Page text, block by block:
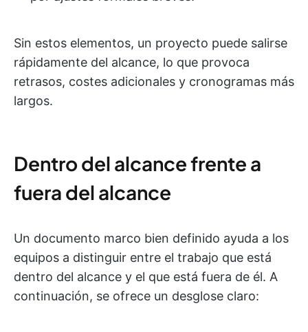
Sin estos elementos, un proyecto puede salirse
rápidamente del alcance, lo que provoca
retrasos, costes adicionales y cronogramas más
largos.
Dentro del alcance frente a
fuera del alcance
Un documento marco bien definido ayuda a los
equipos a distinguir entre el trabajo que está
dentro del alcance y el que está fuera de él. A
continuación, se ofrece un desglose claro: